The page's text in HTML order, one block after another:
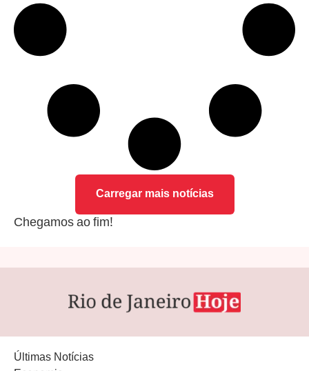
Carregar mais notícias
Chegamos ao fim!
Últimas Notícias